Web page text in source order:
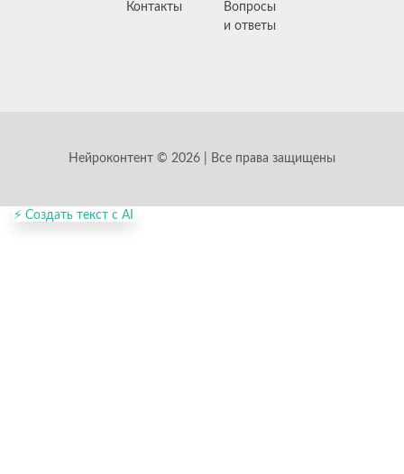
Контакты
Вопросы
и ответы
Нейроконтент © 2026 | Все права защищены
⚡ Создать текст с AI